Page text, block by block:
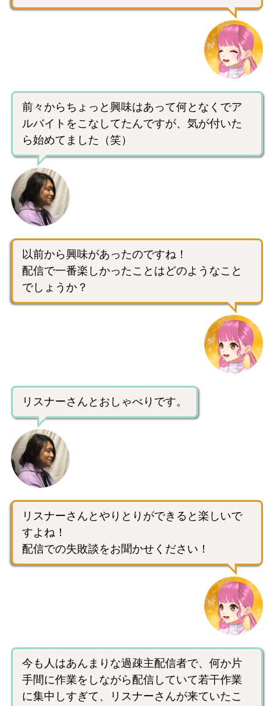
前々からちょっと興味はあって何となくでア
ルバイトをこなしてたんですが、気が付いた
ら始めてました（笑）
以前から興味があったのですね！
配信で一番楽しかったことはどのようなこと
でしょうか？
リスナーさんとおしゃべりです。
リスナーさんとやりとりができると楽しいで
すよね！
配信での失敗談をお聞かせください！
今も人はあんまりな過疎主配信者で、何か片
手間に作業をしながら配信していて若干作業
に集中しすぎて、リスナーさんが来ていたこ